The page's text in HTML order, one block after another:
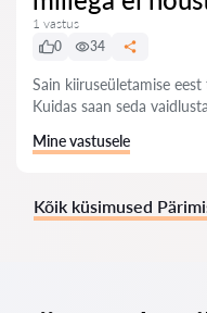
1 vastus
0
34
Sain kiiruseületamise
Kuidas saan seda
Mine vastusele
Kõik küsimused